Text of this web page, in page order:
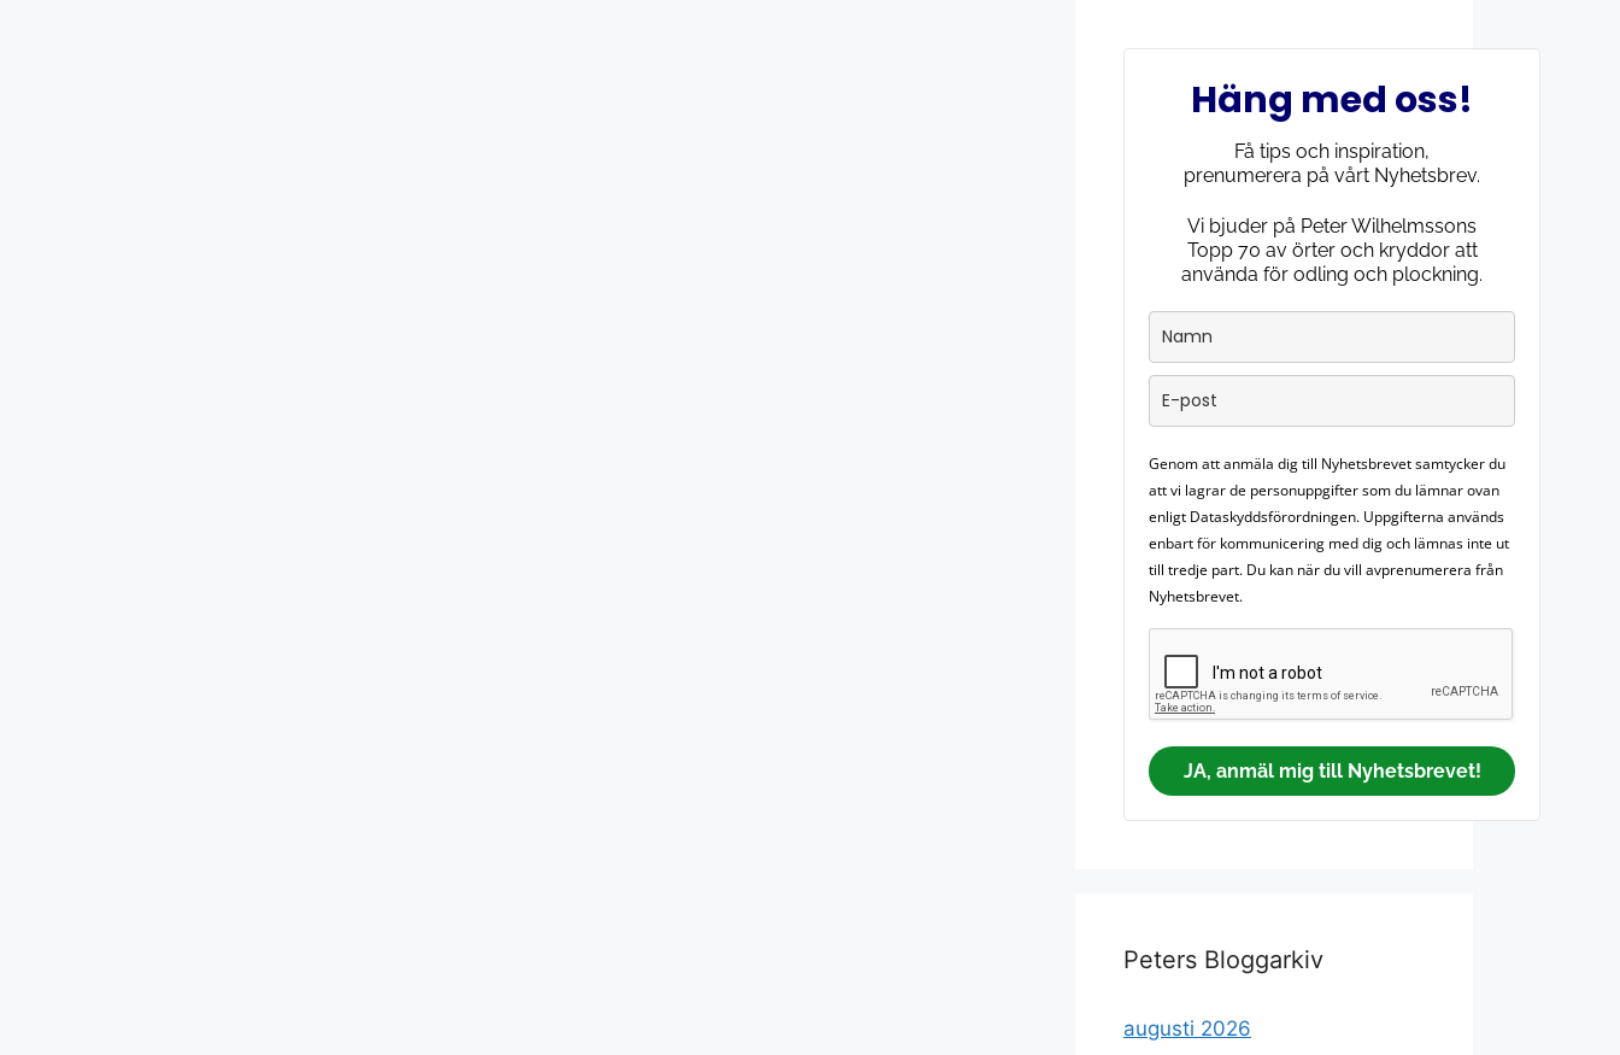
Häng med oss!
Få tips och inspiration,
prenumerera på vårt Nyhetsbrev.
Vi bjuder på Peter Wilhelmssons
Topp 70 av örter och kryddor att
använda för odling och plockning.
Genom att anmäla dig till Nyhetsbrevet samtycker du
att vi lagrar de personuppgifter som du lämnar ovan
enligt Dataskyddsförordningen. Uppgifterna används
enbart för kommunicering med dig och lämnas inte ut
till tredje part. Du kan när du vill avprenumerera från
Nyhetsbrevet.
JA, anmäl mig till Nyhetsbrevet!
Peters Bloggarkiv
augusti 2026